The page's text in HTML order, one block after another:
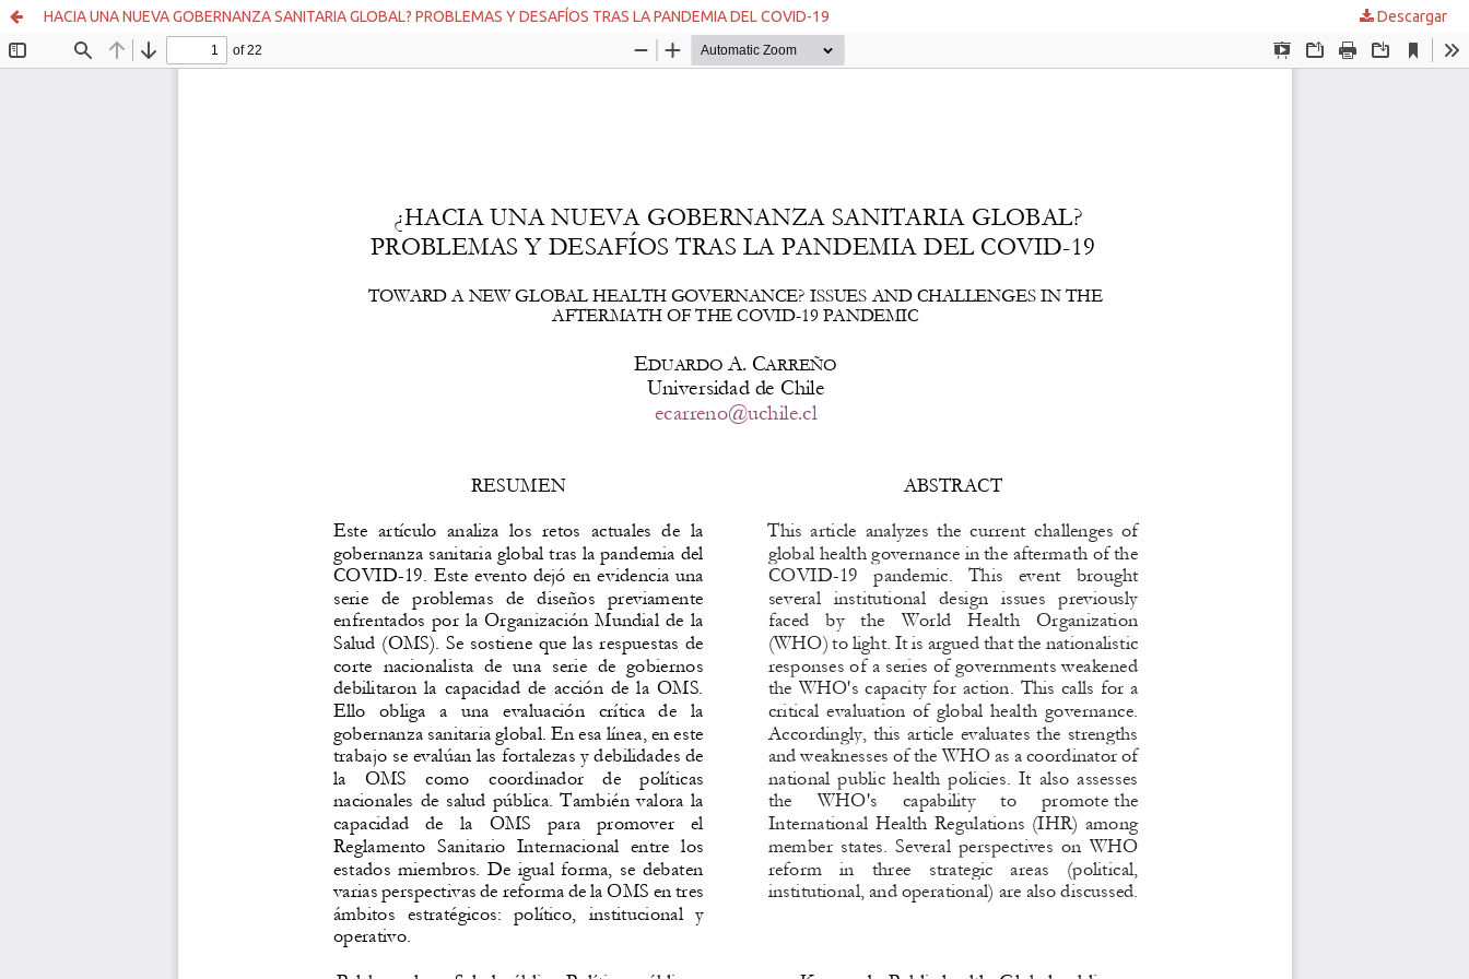
HACIA UNA NUEVA GOBERNANZA SANITARIA GLOBAL? PROBLEMAS Y DESAFÍOS TRAS LA PANDEMIA DEL COVID-19 Descargar